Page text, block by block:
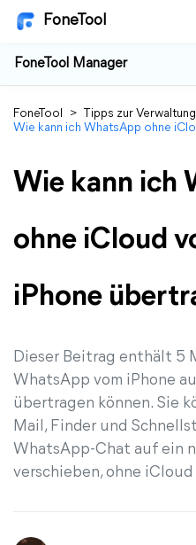
FoneTool
FoneTool Manager
FoneTool > Tipps zur
Wie kann ich WhatsApp ohne
Wie kann ich
ohne iCloud
iPhone
Dieser Beitrag enthält 5
WhatsApp vom iPhone
übertragen können. Sie
Mail, Finder und
WhatsApp-Chat auf ein
verschieben, ohne iCloud